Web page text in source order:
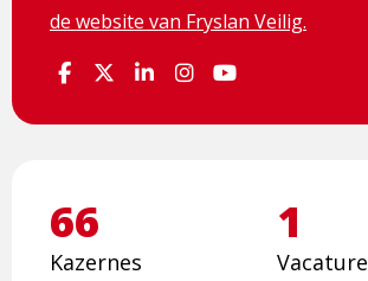
de website van Fryslan Veilig.
Volg
via
Volg
via
Volg
via
Volg
via
Volg
via
66
Kazernes
1
Vacature